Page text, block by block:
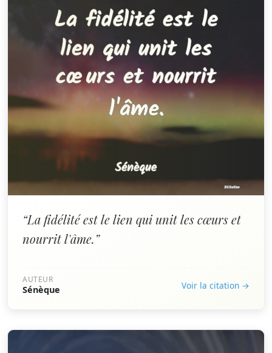
“La fidélité est le lien qui unit les cœurs et
nourrit l'âme.”
AUTEUR
Sénèque Voir la citation →